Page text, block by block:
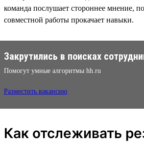
команда послушает стороннее мнение,
совместной работы прокачает навыки.
Закрутились в поисках
Помогут умные алгоритмы hh.ru
Разместить вакансию
Как отслеживать